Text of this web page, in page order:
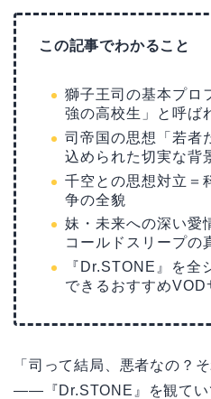
この記事でわかること
獅子王司の基本プロ
強の高校生」と呼ば
司帝国の思想「若者
込められた切実な背
千空との思想対立＝
争の全貌
妹・未来への深い愛
コールドスリープの
『Dr.STONE』を全
できるおすすめVOD
「司って結局、悪者なの？
——『Dr.STONE』を観てい